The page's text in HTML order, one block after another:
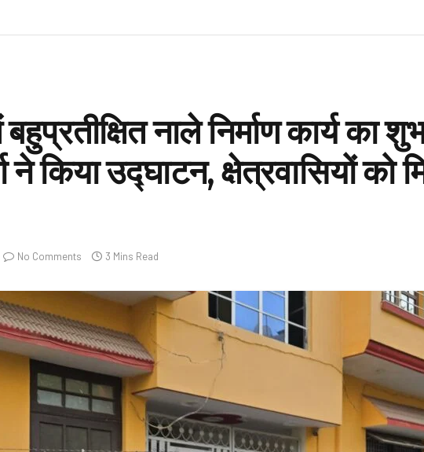
नाले निर्माण कार्य का
ने किया उद्घाटन, क्षेत्रवासियों
No Comments 3 Mins Read